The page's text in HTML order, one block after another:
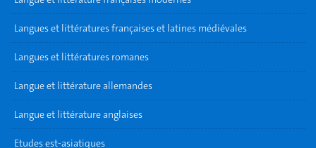
Langues et littératures françaises et latines médiévales
Langues et littératures romanes
Langue et littérature allemandes
Langue et littérature anglaises
Etudes est-asiatiques